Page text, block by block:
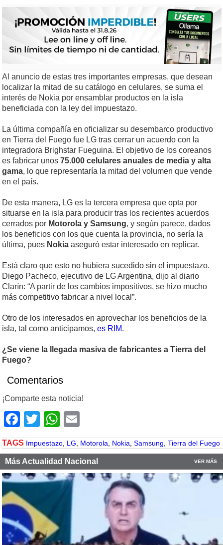
Al anuncio de estas tres importantes empresas, que desean
localizar la mitad de su catálogo en celulares, se suma el
interés de Nokia por ensamblar productos en la isla
beneficiada con la ley del impuestazo.
La última compañía en oficializar su desembarco productivo
en Tierra del Fuego fue LG tras cerrar un acuerdo con la
integradora Brighstar Fueguina. El objetivo de los coreanos
es fabricar unos 75.000 celulares anuales de media y alta
gama, lo que representaría la mitad del volumen que vende
en el país.
De esta manera, LG es la tercera empresa que opta por
situarse en la isla para producir tras los recientes acuerdos
cerrados por Motorola y Samsung, y según parece, dados
los beneficios con los que cuenta la provincia, no sería la
última, pues Nokia aseguró estar interesado en replicar.
Está claro que esto no hubiera sucedido sin el impuestazo.
Diego Pacheco, ejecutivo de LG Argentina, dijo al diario
Clarín: “A partir de los cambios impositivos, se hizo mucho
más competitivo fabricar a nivel local”.
Otro de los interesados en aprovechar los beneficios de la
isla, tal como anticipamos, es RIM.
¿Se viene la llegada masiva de fabricantes a Tierra del
Fuego?
Comentarios
¡Comparte esta noticia!
Facebook
TwitterWhatsApp
TAGS Impuestazo LG Motorola Nokia Samsung Tierra del Fuego
Más Actualidad Nacional VER MÁS